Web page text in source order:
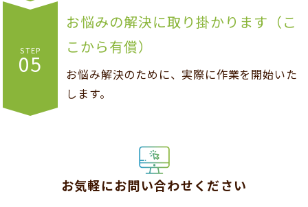
STEP
05
お悩みの解決に取り掛かります（こ
こから有償）
お悩み解決のために、実際に作業を開始いた
します。
お気軽にお問い合わせください